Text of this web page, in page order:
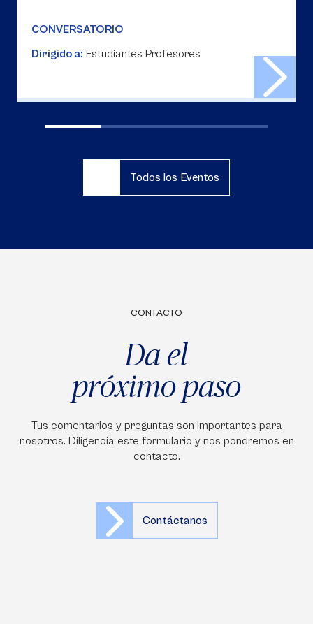
CONVERSATORIO
Dirigido a: Estudiantes Profesores
Todos los Eventos
CONTACTO
Da el
próximo paso
Tus comentarios y preguntas son importantes para
nosotros. Diligencia este formulario y nos pondremos en
contacto.
Contáctanos